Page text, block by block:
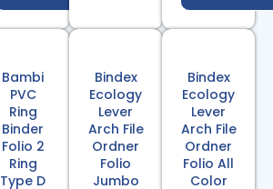
Bambi
PVC
Ring
Binder
Folio 2
Ring
Type D
Bindex
Ecology
Lever
Arch File
Ordner
Folio
Jumbo
Bindex
Ecology
Lever
Arch File
Ordner
Folio All
Color